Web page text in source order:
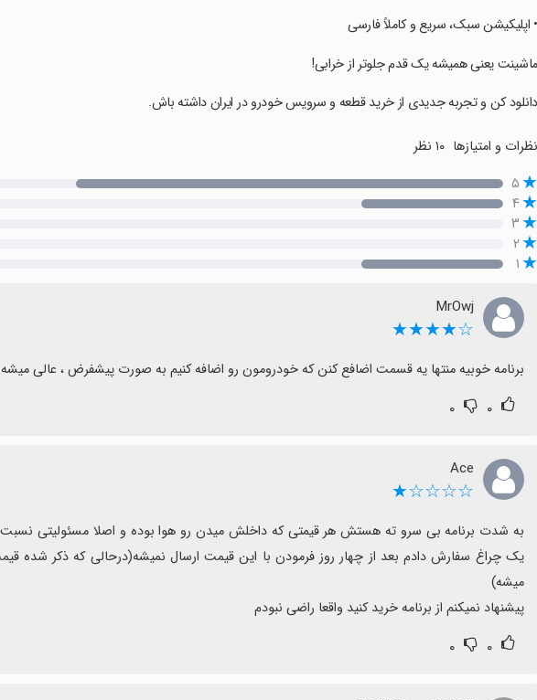
‏‏‏‏• اپلیکیشن سبک، سریع و کاملاً فارسی
‏‏‏‏ماشینت یعنی همیشه یک قدم جلوتر از خرابی!
‏‏‏‏دانلود کن و تجربه جدیدی از خرید قطعه و سرویس خودرو در ایران داشته باش.
نظرات و امتیازها ۱۰ نظر
۵
۴
۳
۲
۱
MrOwj
☆★★★★
برنامه خوبیه منتها یه قسمت اضافع کنن که خودرومون رو اضافه کنیم به صورت پیشفرض ، عالی میشه
۰ ۰
Ace
☆☆☆☆★
پیشنهاد نمیکنم از برنامه خرید کنید واقعا راضی نبودم
۰ ۰